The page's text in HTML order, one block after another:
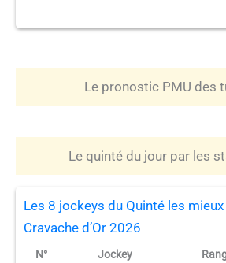
Le pronostic PMU des
Le quinté du jour par les
Les 8 jockeys du Quinté les
Cravache d’Or 2026
N° Jockey